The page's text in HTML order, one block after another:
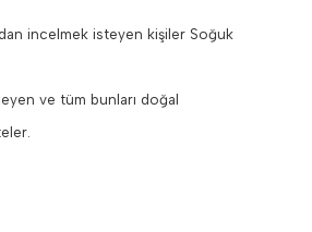
incelmek isteyen kişiler Soğuk
ve tüm bunları doğal